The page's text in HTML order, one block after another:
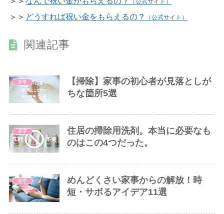
（公式サイト）
＞＞ どうすれば祝い金をもらえるの？ （公式サイト）
関連記事
家事
【掃除】家事の初心者が見落としが
ちな箇所5選
家事
住居の掃除用洗剤。本当に必要なも
のはこの4つだった。
家事
めんどくさい家事からの解放！時
短・サボるアイデア11選